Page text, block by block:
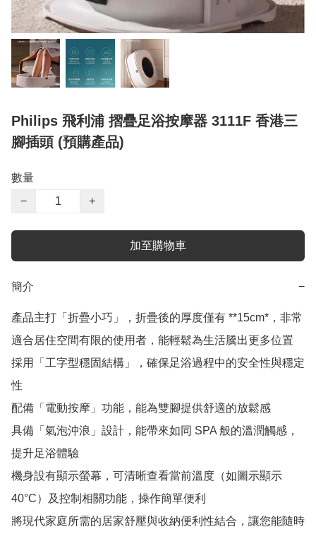
Philips 飛利浦 摺疊足浴按摩器 3111F 香港三
腳插頭 (預購產品)
數量
−
+
加至購物車
簡介 −
產品主打「折疊小巧」，折疊後的厚度僅有 **15cm*，非常
適合居住空間有限的使用者，能輕鬆為生活騰出更多位置
採用「工字型穩固結構」，確保足浴過程中的安全性與穩定
性
配備「電動按摩」功能，能為雙腳提供舒適的放鬆感
具備「氣泡沖浪」設計，能帶來如同 SPA 般的溫潤觸感，
提升足浴體驗
機身設有顯示螢幕，可清晰查看當前溫度（如圖示顯示
40°C）及控制相關功能，操作簡單便利
將現代家庭所需的居家舒壓與收納便利性結合，讓您能隨時